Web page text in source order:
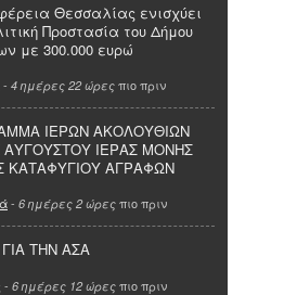
Θεσσαλίας ενισχύει
Προστασία του Δήμου
με 300.000 ευρώ
- 4 ημέρες 22 ώρες πιο πριν
ΙΕΡΩΝ ΑΚΟΛΟΥΘΙΩΝ
ΙΕΡΑΣ ΜΟΝΗΣ
ΚΑΤΑΦΥΓΙΟΥ ΑΓΡΑΦΩΝ
- 6 ημέρες 2 ώρες πιο πριν
ΤΗΝ ΑΣΑ
- 6 ημέρες 12 ώρες πιο πριν